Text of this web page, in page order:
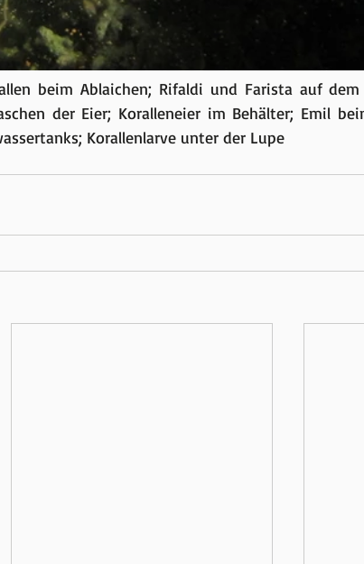
beim Ablaichen; Rifaldi und Farista auf
der Eier; Koralleneier im Behälter; Emil
Korallenlarve unter der Lupe